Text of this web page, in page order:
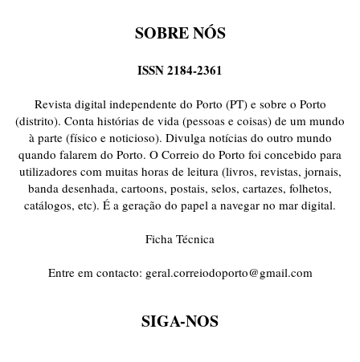
SOBRE NÓS
ISSN 2184-2361
Revista digital independente do Porto (PT) e sobre o Porto
(distrito). Conta histórias de vida (pessoas e coisas) de um mundo
à parte (físico e noticioso). Divulga notícias do outro mundo
quando falarem do Porto. O Correio do Porto foi concebido para
utilizadores com muitas horas de leitura (livros, revistas, jornais,
banda desenhada, cartoons, postais, selos, cartazes, folhetos,
catálogos, etc). É a geração do papel a navegar no mar digital.
Ficha Técnica
Entre em contacto: geral.correiodoporto@gmail.com
SIGA-NOS